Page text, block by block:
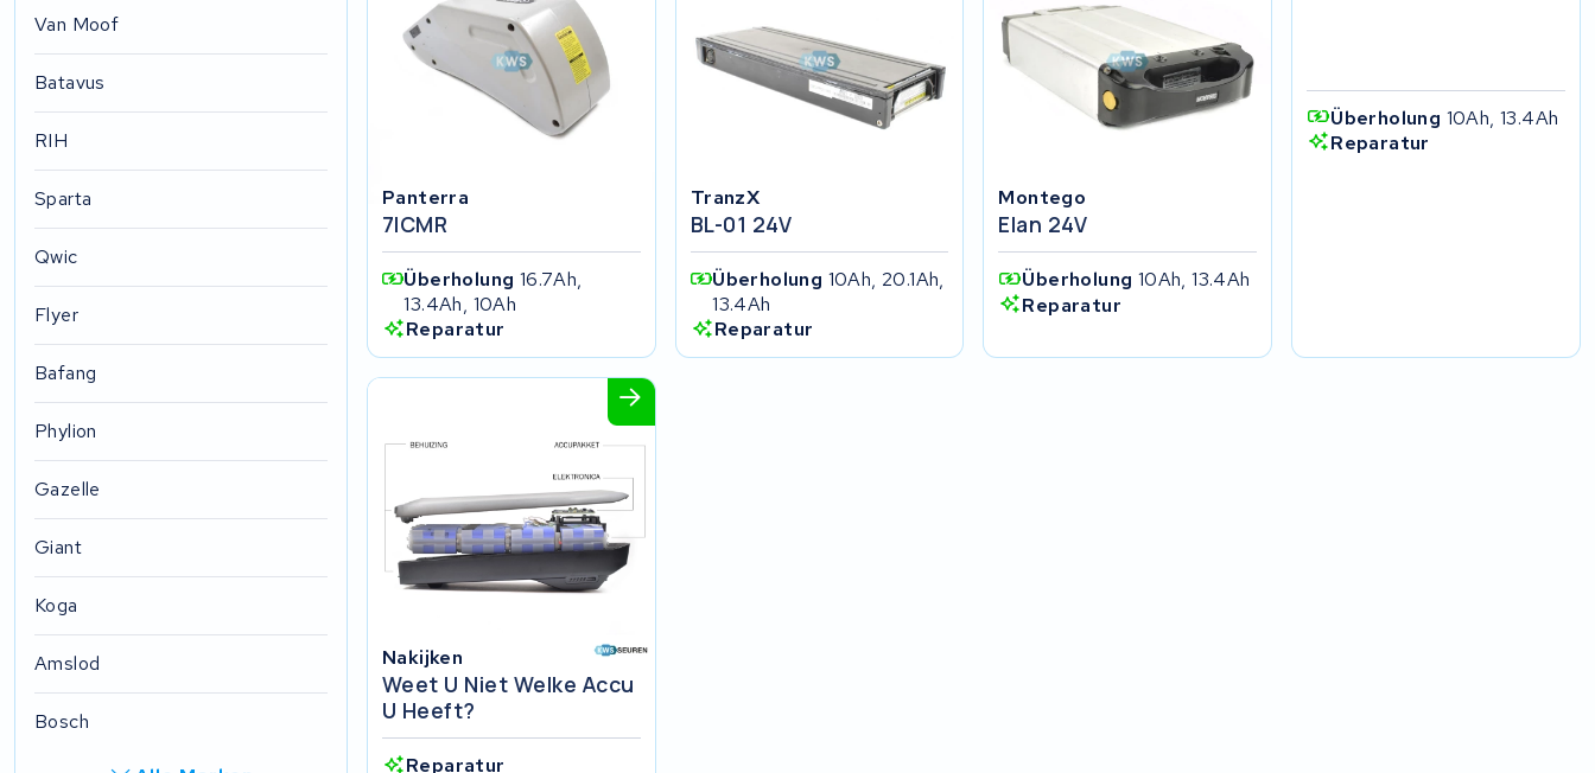
Van Moof
Batavus
RIH
Sparta
Qwic
Flyer
Bafang
Phylion
Gazelle
Giant
Koga
Amslod
Bosch
Panterra
7ICMR
Überholung 16.7Ah,
13.4Ah, 10Ah
Reparatur
TranzX
BL-01 24V
Überholung 10Ah, 20.1Ah,
13.4Ah
Reparatur
Montego
Elan 24V
Überholung 10Ah, 13.4Ah
Reparatur
Überholung 10Ah, 13.4Ah
Reparatur
Nakijken
Weet U Niet Welke Accu
U Heeft?
Reparatur